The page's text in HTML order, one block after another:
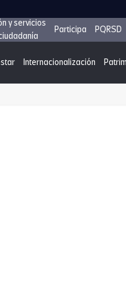
y servicios
Participa PQRSD
Internacionalización